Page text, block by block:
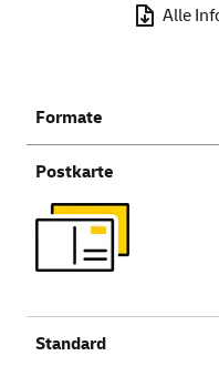
Alle
Formate
Postkarte
Standard